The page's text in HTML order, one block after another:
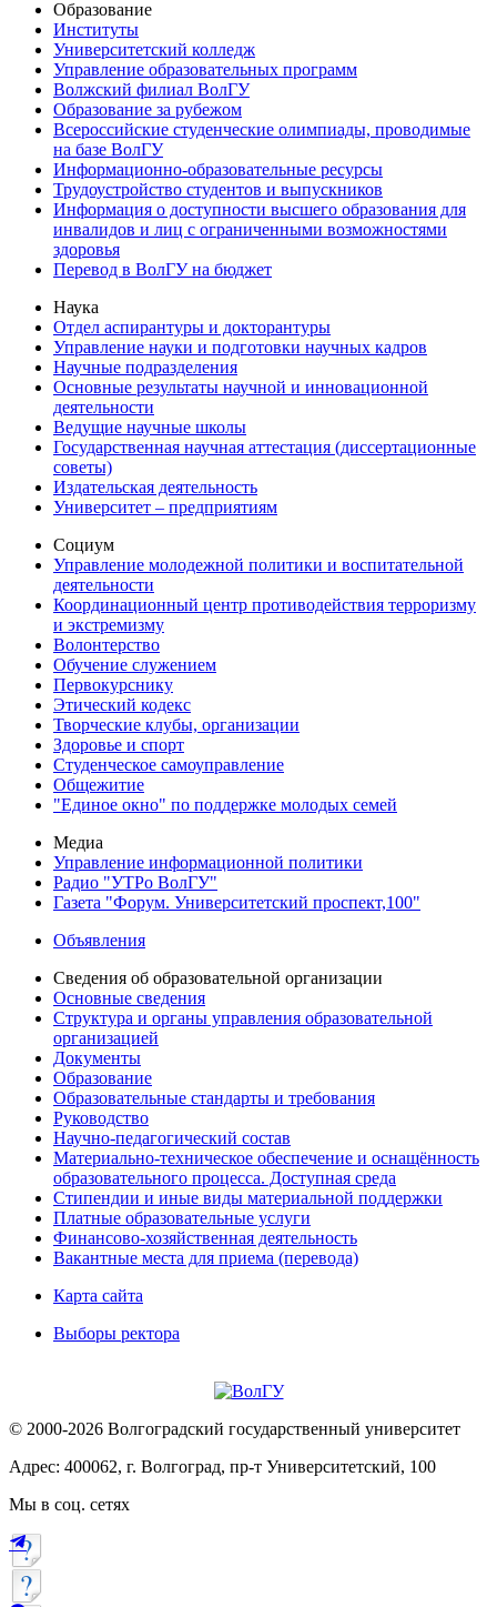
Образование
Институты
Университетский колледж
Управление образовательных программ
Волжский филиал ВолГУ
Образование за рубежом
Всероссийские студенческие олимпиады, проводимые
на базе ВолГУ
Информационно-образовательные ресурсы
Трудоустройство студентов и выпускников
Информация о доступности высшего образования для
инвалидов и лиц с ограниченными возможностями
здоровья
Перевод в ВолГУ на бюджет
Наука
Отдел аспирантуры и докторантуры
Управление науки и подготовки научных кадров
Научные подразделения
Основные результаты научной и инновационной
деятельности
Ведущие научные школы
Государственная научная аттестация (диссертационные
советы)
Издательская деятельность
Университет – предприятиям
Социум
Управление молодежной политики и воспитательной
деятельности
Координационный центр противодействия терроризму
и экстремизму
Волонтерство
Обучение служением
Первокурснику
Этический кодекс
Творческие клубы, организации
Здоровье и спорт
Студенческое самоуправление
Общежитие
"Единое окно" по поддержке молодых семей
Медиа
Управление информационной политики
Радио "УТРо ВолГУ"
Газета "Форум. Университетский проспект,100"
Объявления
Сведения об образовательной организации
Основные сведения
Структура и органы управления образовательной
организацией
Документы
Образование
Образовательные стандарты и требования
Руководство
Научно-педагогический состав
Материально-техническое обеспечение и оснащённость
образовательного процесса. Доступная среда
Стипендии и иные виды материальной поддержки
Платные образовательные услуги
Финансово-хозяйственная деятельность
Вакантные места для приема (перевода)
Карта сайта
Выборы ректора
© 2000-2026 Волгоградский государственный университет
Адрес: 400062, г. Волгоград, пр-т Университетский, 100
Мы в соц. сетях